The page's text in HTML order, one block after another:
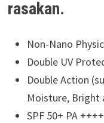
rasakan.
Non-Nano
Double UV
Double Action
Moisture, Bright
SPF 50+ PA